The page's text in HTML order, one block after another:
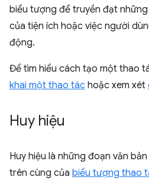
biểu tượng để truyền đạt
của tiện ích hoặc việc người
động.
Để tìm hiểu cách tạo một thao
khai một thao tác hoặc xem xét
Huy hiệu
Huy hiệu là những đoạn văn
trên cùng của biểu tượng thao